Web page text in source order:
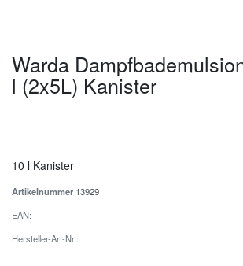
Warda
l (2x5L) Kanister
10 l Kanister
Artikelnummer 13929
EAN:
Hersteller-Art-Nr.: